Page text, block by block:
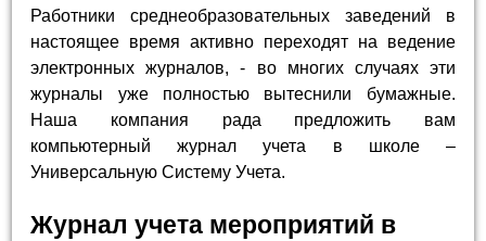
Работники среднеобразовательных заведений в
настоящее время активно переходят на ведение
электронных журналов, - во многих случаях эти
журналы уже полностью вытеснили бумажные.
Наша компания рада предложить вам
компьютерный журнал учета в школе –
Универсальную Систему Учета.
Журнал учета мероприятий в